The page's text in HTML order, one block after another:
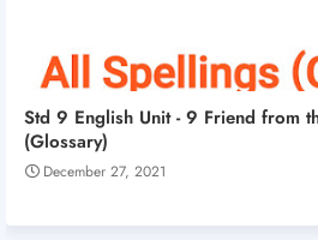
Std 9 English Unit - 9 Friend from
(Glossary)
December 27, 2021